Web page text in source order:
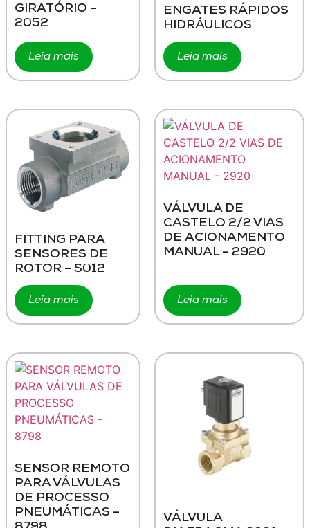
GIRATÓRIO –
2052
Leia mais
ENGATES RÁPIDOS
HIDRÁULICOS
Leia mais
FITTING PARA
SENSORES DE
ROTOR – S012
Leia mais
VÁLVULA DE
CASTELO 2/2 VIAS
DE ACIONAMENTO
MANUAL – 2920
Leia mais
SENSOR REMOTO
PARA VÁLVULAS
DE PROCESSO
PNEUMÁTICAS –
VÁLVULA